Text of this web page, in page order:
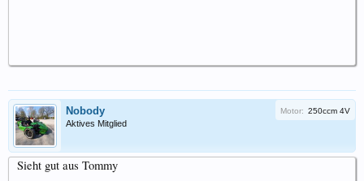
Nobody
Aktives Mitglied
Motor: 250ccm 4V
Sieht gut aus Tommy